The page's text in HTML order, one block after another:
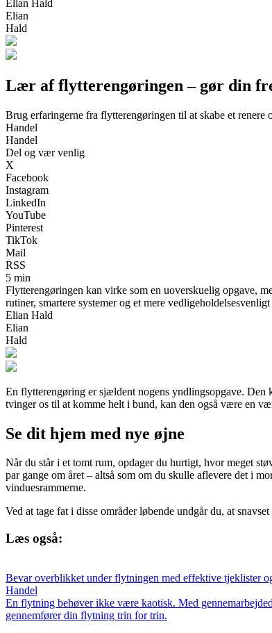
Elian Hald
Elian
Hald
Lær af flytterengøringen – gør din
Brug erfaringerne fra flytterengøringen til at skabe et renere
Handel
Handel
Del og vær venlig
X
Facebook
Instagram
LinkedIn
YouTube
Pinterest
TikTok
Mail
RSS
5 min
Flytterengøringen kan virke som en uoverskuelig opgave,
rutiner, smartere systemer og et mere
Elian Hald
Elian
Hald
En flytterengøring er sjældent nogens yndlingsopgave.
tvinger os til at komme helt i bund, kan den også være en
Se dit hjem med nye øjne
Når du står i et tomt rum, opdager du hurtigt, hvor meget
par gange om året – altså som om du skulle aflevere det i
vinduesrammerne.
Ved at tage fat i disse områder løbende undgår du, at
Læs også:
Bevar overblikket under flytningen med effektive tjeklister
Handel
En flytning behøver ikke være kaotisk. Med
gennemfører din flytning trin for trin.